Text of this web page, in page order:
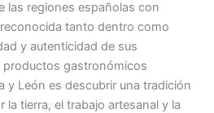
las regiones españolas con
tanto dentro como
y autenticidad de sus
productos gastronómicos
y León es descubrir una tradición
la tierra, el trabajo artesanal y la